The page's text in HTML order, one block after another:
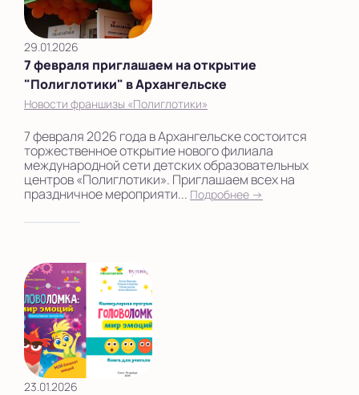
29.01.2026
7 февраля приглашаем на открытие
"Полиглотики" в Архангельске
Новости франшизы «Полиглотики»
7 февраля 2026 года в Архангельске состоится
торжественное открытие нового филиала
международной сети детских образовательных
центров «Полиглотики». Приглашаем всех на
праздничное мероприяти... Подробнее →
23.01.2026